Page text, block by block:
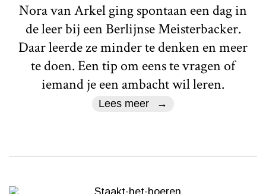
Nora van Arkel ging spontaan een dag in
de leer bij een Berlijnse Meisterbacker.
Daar leerde ze minder te denken en meer
te doen. Een tip om eens te vragen of
iemand je een ambacht wil leren.
Lees meer